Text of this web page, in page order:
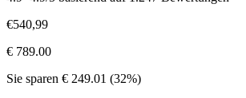
€540,99
€ 789.00
Sie sparen € 249.01 (32%)